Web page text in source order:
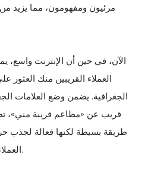
مرئيون ومفهومون، مما يزيد
الآن، في حين أن الإنترنت
العملاء القريبين منك
الجغرافية. يضمن وضع العلامات
قريب عن «مطاعم قريبة مني»،
طريقة بسيطة لكنها فعالة لجذب
العملاء الأساسيين لمعظم المطاعم.